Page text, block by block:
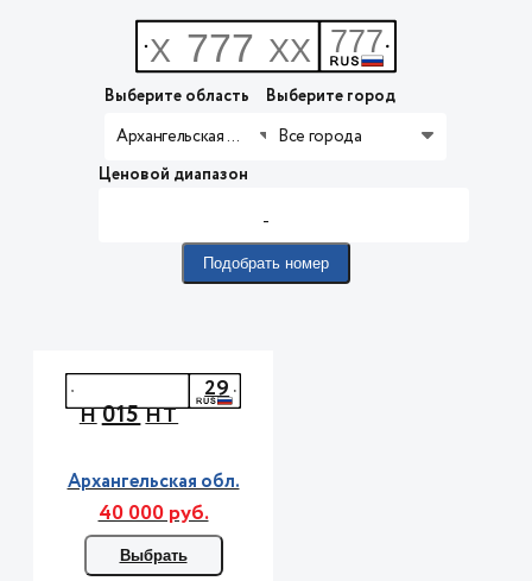
Выберите область
Архангельская обл.
Выберите город
Все города
Ценовой диапазон
-
Подобрать номер
Н015НТ
29
Архангельская обл.
40 000 руб.
Выбрать